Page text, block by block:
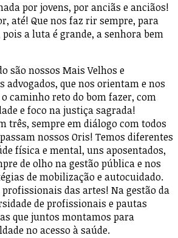
por jovens, por anciãs e anciãos!
até! Que nos faz rir sempre, para
a luta é grande, a senhora bem
são nossos Mais Velhos e
advogados, que nos orientam e nos
caminho reto do bom fazer, com
e foco na justiça sagrada!
três, sempre em diálogo com todos
nossos Oris! Temos diferentes
física e mental, uns aposentados,
de olho na gestão pública e nos
de mobilização e autocuidado.
das artes! Na gestão da
de profissionais e pautas
que juntos montamos para
no acesso à saúde.